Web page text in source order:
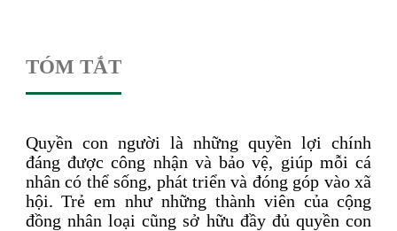
TÓM TẮT
Quyền con người là những quyền lợi chính
đáng được công nhận và bảo vệ, giúp mỗi cá
nhân có thể sống, phát triển và đóng góp vào xã
hội. Trẻ em như những thành viên của cộng
đồng nhân loại cũng sở hữu đầy đủ quyền con